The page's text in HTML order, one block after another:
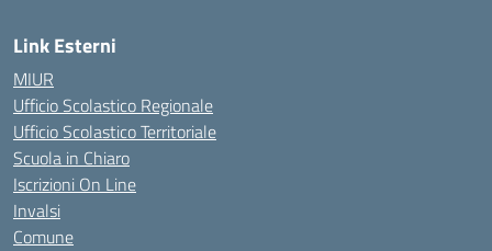
Link Esterni
MIUR
Ufficio Scolastico Regionale
Ufficio Scolastico Territoriale
Scuola in Chiaro
Iscrizioni On Line
Invalsi
Comune